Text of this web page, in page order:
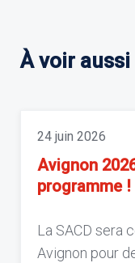
À voir aussi
24 juin 2026
Avignon
programme !
La SACD sera
Avignon pour